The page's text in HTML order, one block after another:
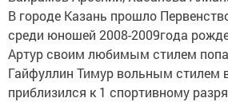
В городе Казань прошло
среди юношей 2008-2009года
Артур своим любимым стилем
Гайфуллин Тимур вольным стилем
приблизился к 1 спортивному